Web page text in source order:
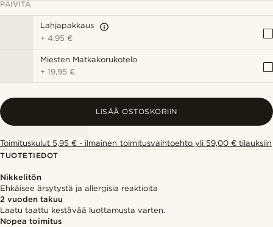
PÄIVITÄ
Lahjapakkaus
+4,95 €
Miesten Matkakorukotelo
+19,95 €
LISÄÄ OSTOSKORIIN
Toimituskulut 5,95 € - ilmainen toimitusvaihtoehto yli 59,00 € tilauksiin
TUOTETIEDOT
Nikkelitön
Ehkäisee ärsytystä ja allergisia reaktioita
2 vuoden takuu
Laatu taattu kestävää luottamusta varten.
Nopea toimitus